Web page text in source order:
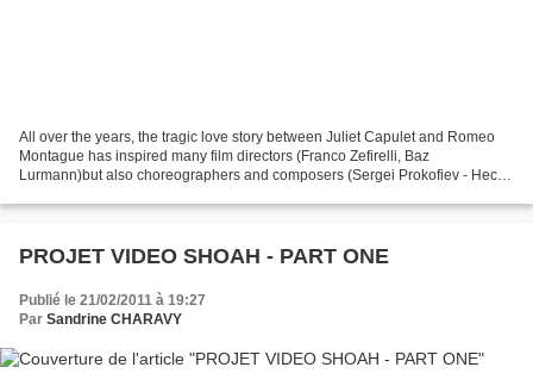
All over the years, the tragic love story between Juliet Capulet and Romeo
Montague has inspired many film directors (Franco Zefirelli, Baz
Lurmann)but also choreographers and composers (Sergei Prokofiev - Hector
PROJET VIDEO SHOAH - PART ONE
Publié le 21/02/2011 à 19:27
Par Sandrine CHARAVY